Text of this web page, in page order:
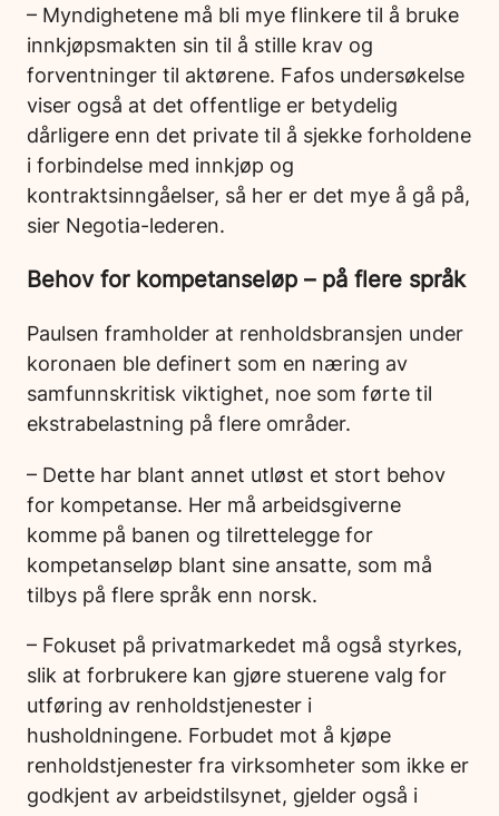
– Myndighetene må bli mye flinkere til å bruke
innkjøpsmakten sin til å stille krav og
forventninger til aktørene. Fafos undersøkelse
viser også at det offentlige er betydelig
dårligere enn det private til å sjekke forholdene
i forbindelse med innkjøp og
kontraktsinngåelser, så her er det mye å gå på,
sier Negotia-lederen.
Behov for kompetanseløp – på flere språk
Paulsen framholder at renholdsbransjen under
koronaen ble definert som en næring av
samfunnskritisk viktighet, noe som førte til
ekstrabelastning på flere områder.
– Dette har blant annet utløst et stort behov
for kompetanse. Her må arbeidsgiverne
komme på banen og tilrettelegge for
kompetanseløp blant sine ansatte, som må
tilbys på flere språk enn norsk.
– Fokuset på privatmarkedet må også styrkes,
slik at forbrukere kan gjøre stuerene valg for
utføring av renholdstjenester i
husholdningene. Forbudet mot å kjøpe
renholdstjenester fra virksomheter som ikke er
godkjent av arbeidstilsynet, gjelder også i